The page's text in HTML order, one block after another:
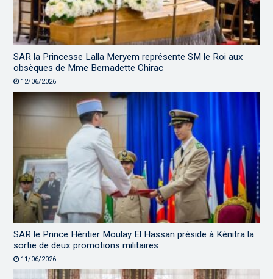
SAR la Princesse Lalla Meryem représente SM le Roi aux
obsèques de Mme Bernadette Chirac
12/06/2026
SAR le Prince Héritier Moulay El Hassan préside à Kénitra la
sortie de deux promotions militaires
11/06/2026